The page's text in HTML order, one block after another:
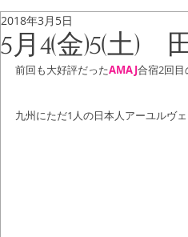
5月4(金)5(土)
2018年3月5日
前回も大好評だったAMAJ合宿2回目
九州にただ1人の日本人アーユルヴ